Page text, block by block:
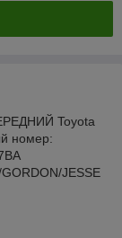
Toyota
номер:
JESSE